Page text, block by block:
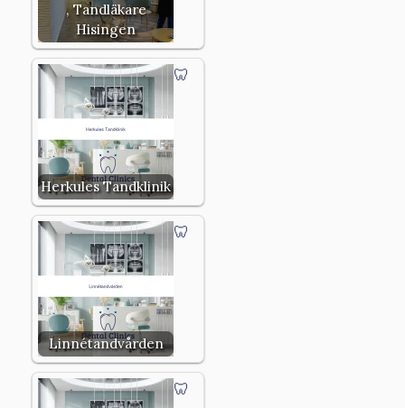
, Tandläkare
Hisingen
Herkules Tandklinik
Linnétandvården